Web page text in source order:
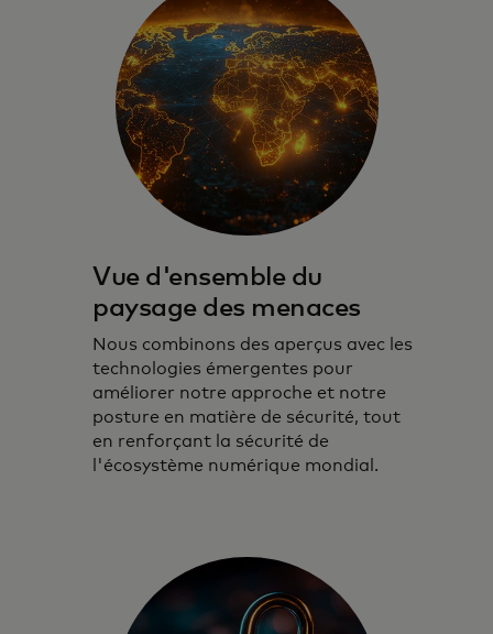
Vue d'ensemble du
paysage des menaces
Nous combinons des aperçus avec les
technologies émergentes pour
améliorer notre approche et notre
posture en matière de sécurité, tout
en renforçant la sécurité de
l'écosystème numérique mondial.